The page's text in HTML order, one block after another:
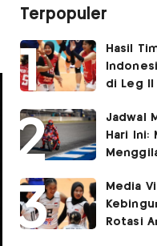
Terpopuler
Hasil
di Leg II
Garuda
3-2
Jadwal
Hari Ini:
Media
Rotasi